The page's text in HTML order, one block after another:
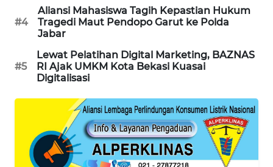
#4
Aliansi Mahasiswa Tagih Kepastian Hukum
Tragedi Maut Pendopo Garut ke Polda
Jabar
#5
Lewat Pelatihan Digital Marketing, BAZNAS
RI Ajak UMKM Kota Bekasi Kuasai
Digitalisasi
NEWS
CILEUNGSI
NEWS
BERKAT
NEWS
BERAMPU
NEWS